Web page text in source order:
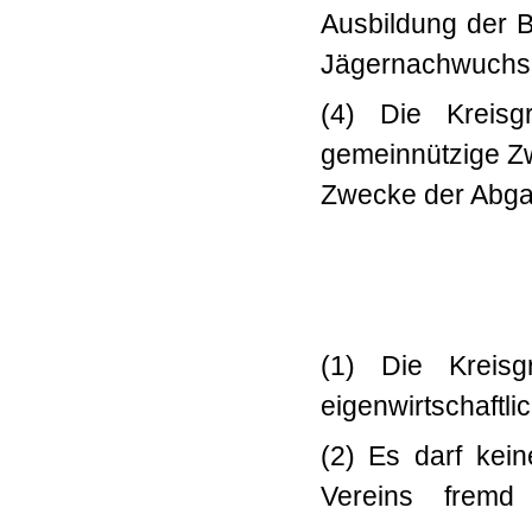
Ausbildung der
(4) Die
gemeinnützige
Zwecke der
(1) Die
(2) Es darf
Vereins